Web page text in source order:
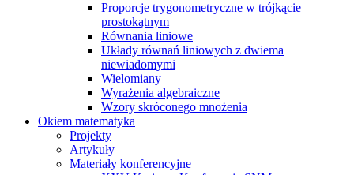
Proporcje trygonometryczne w trójkącie
prostokątnym
Równania liniowe
Układy równań liniowych z dwiema
niewiadomymi
Wielomiany
Wyrażenia algebraiczne
Wzory skróconego mnożenia
Okiem matematyka
Projekty
Artykuły
Materiały konferencyjne